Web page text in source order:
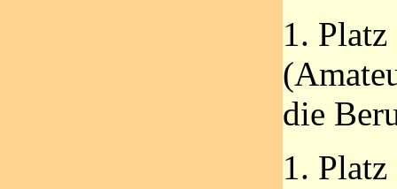
1.
die
1.